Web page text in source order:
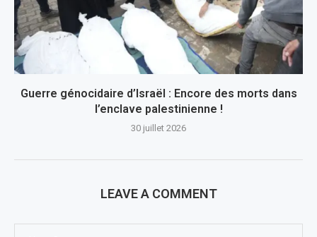
Guerre génocidaire d’Israël : Encore des morts dans
l’enclave palestinienne !
30 juillet 2026
LEAVE A COMMENT